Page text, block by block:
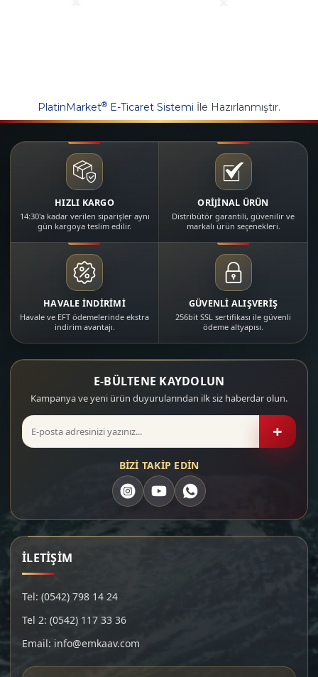
PlatinMarket® E-Ticaret Sistemi İle Hazırlanmıştır.
HIZLI KARGO
14:30'a kadar verilen siparişler aynı
gün kargoya teslim edilir.
ORİJİNAL ÜRÜN
Distribütör garantili, güvenilir ve
markalı ürün seçenekleri.
HAVALE İNDİRİMİ
Havale ve EFT ödemelerinde ekstra
indirim avantajı.
GÜVENLİ ALIŞVERİŞ
256bit SSL sertifikası ile güvenli
ödeme altyapısı.
E-BÜLTENE KAYDOLUN
Kampanya ve yeni ürün duyurularından ilk siz haberdar olun.
+
BİZİ TAKİP EDİN
İLETİŞİM
Tel: (0542) 798 14 24
Tel 2: (0542) 117 33 36
Email: info@emkaav.com